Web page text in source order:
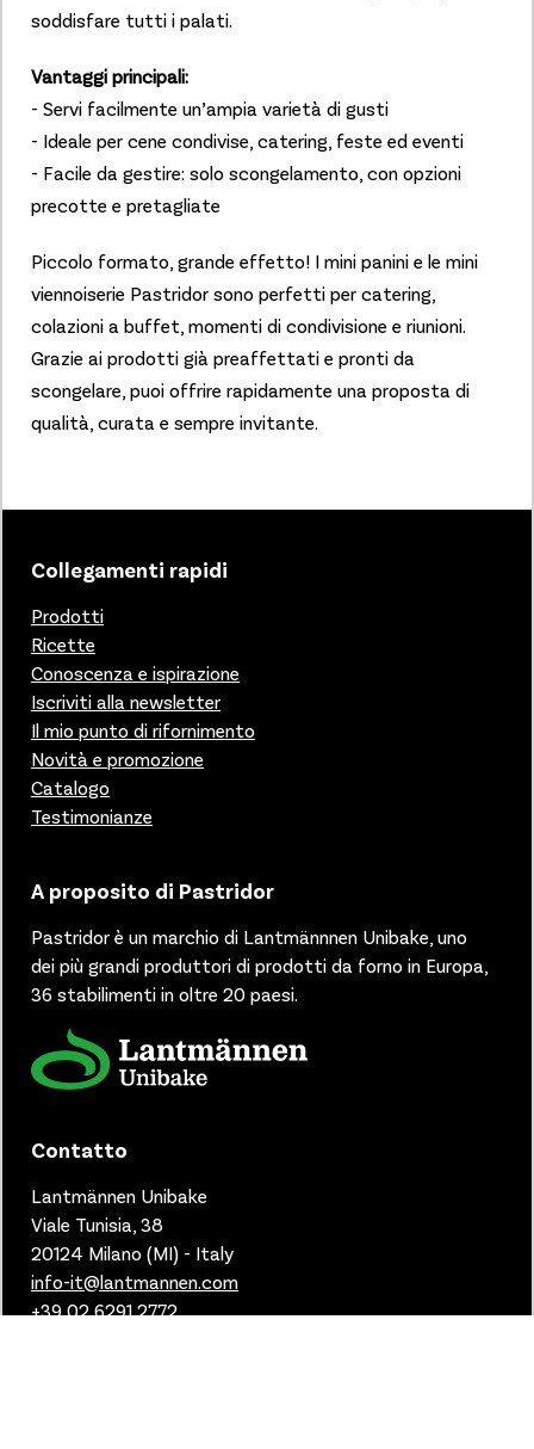
soddisfare tutti i palati.
Vantaggi principali:
- Servi facilmente un’ampia varietà di gusti
- Ideale per cene condivise, catering, feste ed eventi
- Facile da gestire: solo scongelamento, con opzioni
precotte e pretagliate
Piccolo formato, grande effetto! I mini panini e le mini
viennoiserie Pastridor sono perfetti per catering,
colazioni a buffet, momenti di condivisione e riunioni.
Grazie ai prodotti già preaffettati e pronti da
scongelare, puoi offrire rapidamente una proposta di
qualità, curata e sempre invitante.
Collegamenti rapidi
Prodotti
Ricette
Conoscenza e ispirazione
Iscriviti alla newsletter
Il mio punto di rifornimento
Novità e promozione
Catalogo
Testimonianze
A proposito di Pastridor
Pastridor è un marchio di Lantmännnen Unibake, uno
dei più grandi produttori di prodotti da forno in Europa,
36 stabilimenti in oltre 20 paesi.
Contatto
Lantmännen Unibake
Viale Tunisia, 38
20124 Milano (MI) - Italy
info-it@lantmannen.com
+39 02 6291 2772